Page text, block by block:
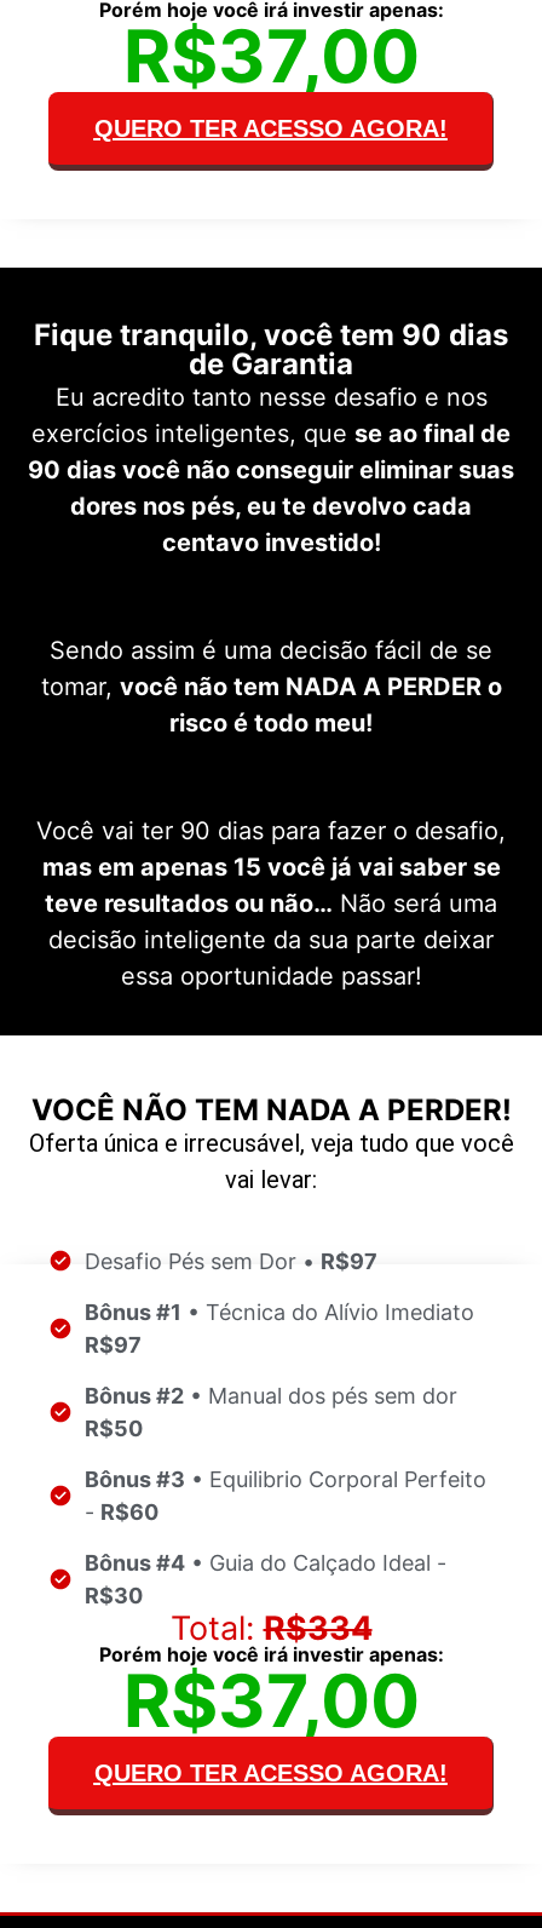
Porém hoje você irá investir apenas:
R$37,00
QUERO TER ACESSO AGORA!
Fique tranquilo, você tem 90 dias
de Garantia
Eu acredito tanto nesse desafio e nos
exercícios inteligentes, que se ao final de
90 dias você não conseguir eliminar suas
dores nos pés, eu te devolvo cada
centavo investido!
Sendo assim é uma decisão fácil de se
tomar, você não tem NADA A PERDER o
risco é todo meu!
Você vai ter 90 dias para fazer o desafio,
mas em apenas 15 você já vai saber se
teve resultados ou não… Não será uma
decisão inteligente da sua parte deixar
essa oportunidade passar!
VOCÊ NÃO TEM NADA A PERDER!
Oferta única e irrecusável, veja tudo que você
vai levar:
Desafio Pés sem Dor • R$97
Bônus #1 • Técnica do Alívio Imediato
R$97
Bônus #2 • Manual dos pés sem dor
R$50
Bônus #3 • Equilibrio Corporal Perfeito
- R$60
Bônus #4 • Guia do Calçado Ideal -
R$30
Total:R$334
Porém hoje você irá investir apenas:
R$37,00
QUERO TER ACESSO AGORA!